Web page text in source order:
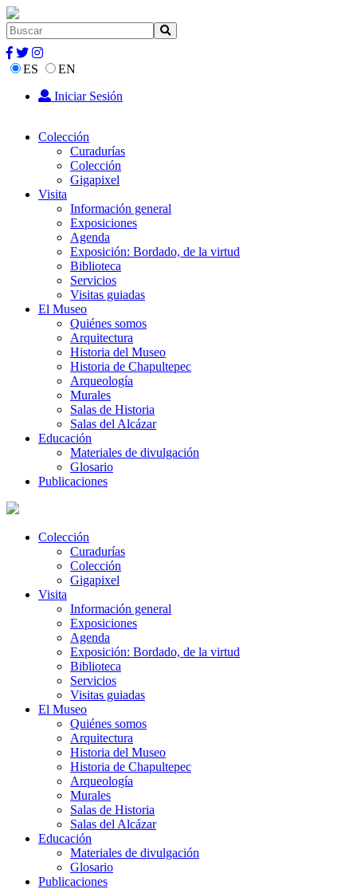
ES
EN
Iniciar Sesión
Colección
Curadurías
Colección
Gigapixel
Visita
Información general
Exposiciones
Agenda
Exposición: Bordado, de la virtud
Biblioteca
Servicios
Visitas guiadas
El Museo
Quiénes somos
Arquitectura
Historia del Museo
Historia de Chapultepec
Arqueología
Murales
Salas de Historia
Salas del Alcázar
Educación
Materiales de divulgación
Glosario
Publicaciones
Colección
Curadurías
Colección
Gigapixel
Visita
Información general
Exposiciones
Agenda
Exposición: Bordado, de la virtud
Biblioteca
Servicios
Visitas guiadas
El Museo
Quiénes somos
Arquitectura
Historia del Museo
Historia de Chapultepec
Arqueología
Murales
Salas de Historia
Salas del Alcázar
Educación
Materiales de divulgación
Glosario
Publicaciones